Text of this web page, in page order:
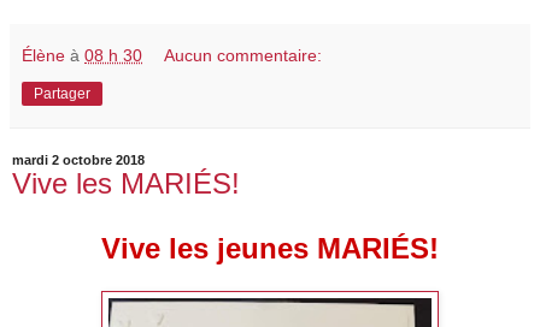
Élène à 08 h 30 Aucun commentaire:
Partager
mardi 2 octobre 2018
Vive les MARIÉS!
Vive les jeunes MARIÉS!